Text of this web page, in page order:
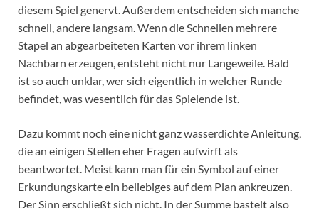
diesem Spiel genervt. Außerdem entscheiden sich manche
schnell, andere langsam. Wenn die Schnellen mehrere
Stapel an abgearbeiteten Karten vor ihrem linken
Nachbarn erzeugen, entsteht nicht nur Langeweile. Bald
ist so auch unklar, wer sich eigentlich in welcher Runde
befindet, was wesentlich für das Spielende ist.
Dazu kommt noch eine nicht ganz wasserdichte Anleitung,
die an einigen Stellen eher Fragen aufwirft als
beantwortet. Meist kann man für ein Symbol auf einer
Erkundungskarte ein beliebiges auf dem Plan ankreuzen.
Der Sinn erschließt sich nicht. In der Summe bastelt also